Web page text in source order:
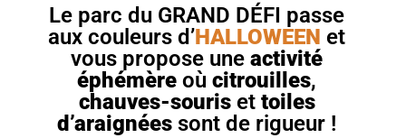
Le parc du GRAND DÉFI passe
aux couleurs d’HALLOWEEN et
vous propose uneactivité
éphémère oùcitrouilles,
chauves-souriset toiles
d’araignées sont de rigueur !